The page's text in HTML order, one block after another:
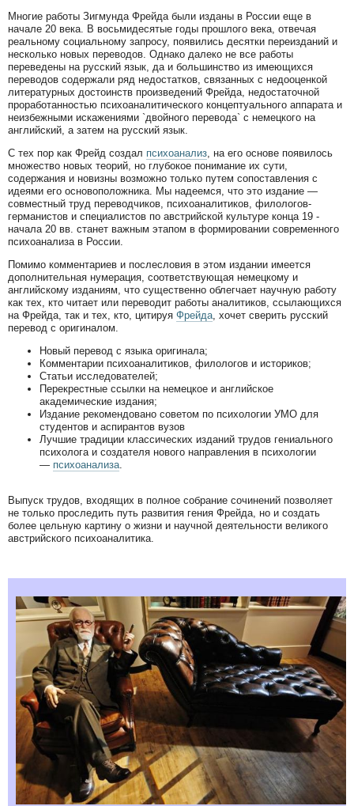
Многие работы Зигмунда Фрейда были изданы в России еще в
начале 20 века. В восьмидесятые годы прошлого века, отвечая
реальному социальному запросу, появились десятки переизданий и
несколько новых переводов. Однако далеко не все работы
переведены на русский язык, да и большинство из имеющихся
переводов содержали ряд недостатков, связанных с недооценкой
литературных достоинств произведений Фрейда, недостаточной
проработанностью психоаналитического концептуального аппарата и
неизбежными искажениями `двойного перевода` с немецкого на
английский, а затем на русский язык.
С тех пор как Фрейд создал психоанализ, на его основе появилось
множество новых теорий, но глубокое понимание их сути,
содержания и новизны возможно только путем сопоставления с
идеями его основоположника. Мы надеемся, что это издание —
совместный труд переводчиков, психоаналитиков, филологов-
германистов и специалистов по австрийской культуре конца 19 -
начала 20 вв. станет важным этапом в формировании современного
психоанализа в России.
Помимо комментариев и послесловия в этом издании имеется
дополнительная нумерация, соответствующая немецкому и
английскому изданиям, что существенно облегчает научную работу
как тех, кто читает или переводит работы аналитиков, ссылающихся
на Фрейда, так и тех, кто, цитируя Фрейда, хочет сверить русский
перевод с оригиналом.
Новый перевод с языка оригинала;
Комментарии психоаналитиков, филологов и историков;
Статьи исследователей;
Перекрестные ссылки на немецкое и английское
академические издания;
Издание рекомендовано советом по психологии УМО для
студентов и аспирантов вузов
Лучшие традиции классических изданий трудов гениального
психолога и создателя нового направления в психологии
— психоанализа.
Выпуск трудов, входящих в полное собрание сочинений позволяет
не только проследить путь развития гения Фрейда, но и создать
более цельную картину о жизни и научной деятельности великого
австрийского психоаналитика.